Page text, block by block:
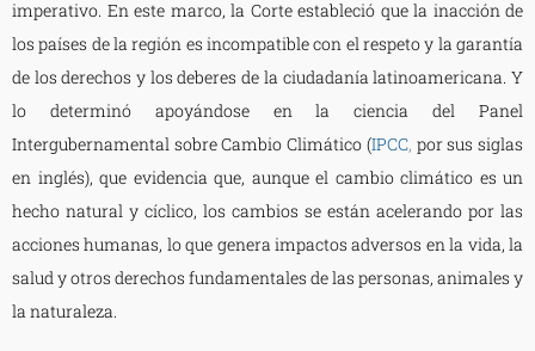
imperativo. En este marco, la Corte estableció que la inacción de
los países de la región es incompatible con el respeto y la garantía
de los derechos y los deberes de la ciudadanía latinoamericana. Y
lo determinó apoyándose en la ciencia del Panel
Intergubernamental sobre Cambio Climático (IPCC, por sus siglas
en inglés), que evidencia que, aunque el cambio climático es un
hecho natural y cíclico, los cambios se están acelerando por las
acciones humanas, lo que genera impactos adversos en la vida, la
salud y otros derechos fundamentales de las personas, animales y
la naturaleza.